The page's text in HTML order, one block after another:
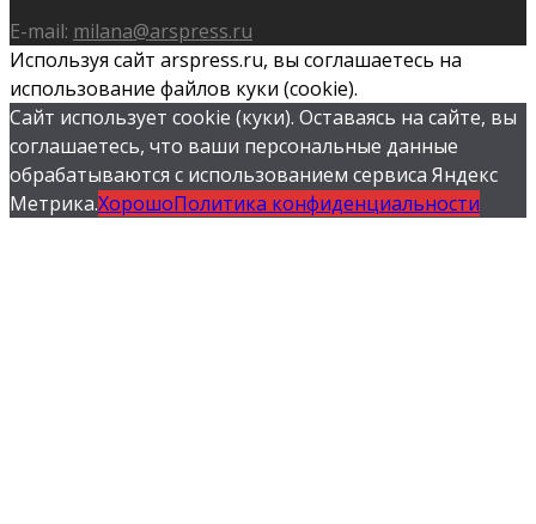
E-mail: milana@arspress.ru
Используя сайт arspress.ru, вы соглашаетесь на
использование файлов куки (cookie).
Сайт использует cookie (куки). Оставаясь на сайте, вы
соглашаетесь, что ваши персональные данные
обрабатываются с использованием сервиса Яндекс
Метрика.ХорошоПолитика конфиденциальности